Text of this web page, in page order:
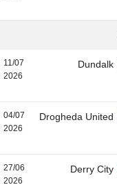
11/07
2026
Dundalk
04/07
2026
Drogheda United
27/06
2026
Derry City